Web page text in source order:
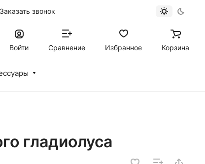
Заказать звонок
Войти Сравнение Избранное Корзина
гладиолуса